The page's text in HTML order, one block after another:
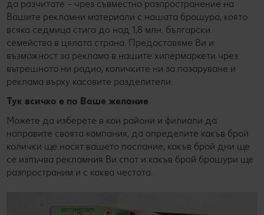
производители
Станете наш партньор
да разчитате – чрез съвместно разпространение на
Вашите рекламни материали с нашата брошура, която
всяка седмица стига до над 1,8 млн. български
семейства в цялата страна. Предоставяме Ви и
възможност за реклама в нашите хипермаркети чрез
вътрешното ни радио, количките ни за пазаруване и
реклама върху касовите разделители.
Тук всичко е по Ваше желание
Можете да изберете в кои райони и филиали да
направите своята кампания, да определите какъв брой
колички ще носят вашето послание, какъв брой дни ще
се излъчва рекламния Ви спот и какъв брой брошури ще
разпространим и с каква честота.